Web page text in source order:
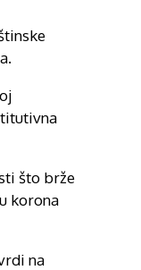
što brže
korona
na